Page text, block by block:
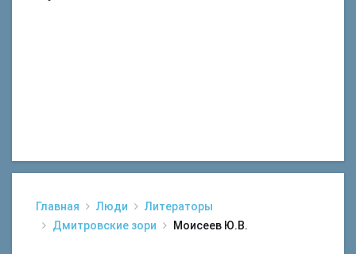
Главная Люди
Литераторы
Дмитровские зори
Моисеев Ю.В.